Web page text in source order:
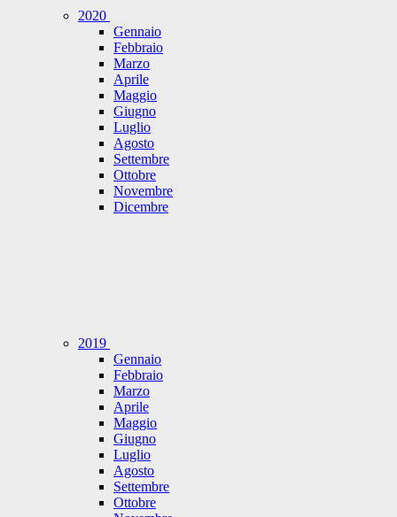
2020
Gennaio
Febbraio
Marzo
Aprile
Maggio
Giugno
Luglio
Agosto
Settembre
Ottobre
Novembre
Dicembre
2019
Gennaio
Febbraio
Marzo
Aprile
Maggio
Giugno
Luglio
Agosto
Settembre
Ottobre